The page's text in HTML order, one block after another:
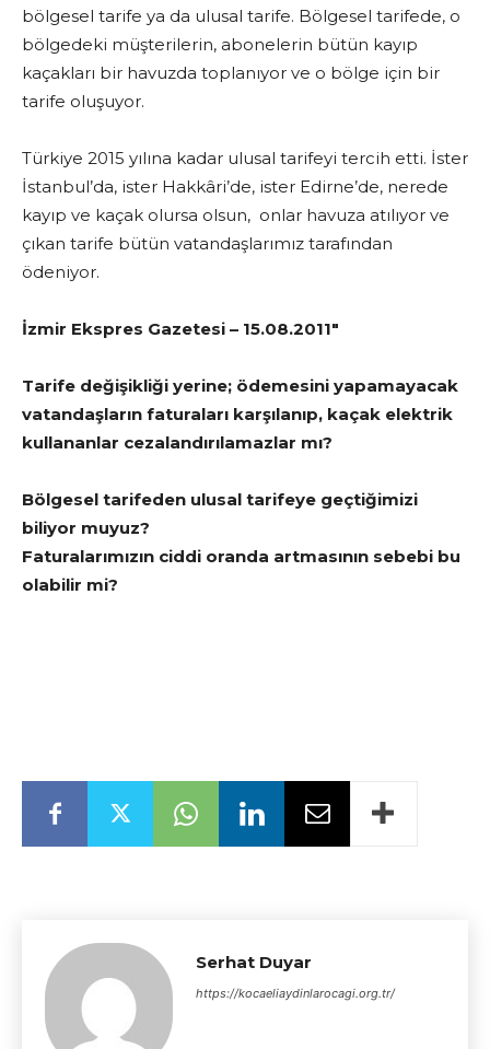
bölgesel tarife ya da ulusal tarife. Bölgesel tarifede, o
bölgedeki müşterilerin, abonelerin bütün kayıp
kaçakları bir havuzda toplanıyor ve o bölge için bir
tarife oluşuyor.
Türkiye 2015 yılına kadar ulusal tarifeyi tercih etti. İster
İstanbul’da, ister Hakkâri’de, ister Edirne’de, nerede
kayıp ve kaçak olursa olsun, onlar havuza atılıyor ve
çıkan tarife bütün vatandaşlarımız tarafından
ödeniyor.
İzmir Ekspres Gazetesi – 15.08.2011″
Tarife değişikliği yerine; ödemesini yapamayacak
vatandaşların faturaları karşılanıp, kaçak elektrik
kullananlar cezalandırılamazlar mı?
Bölgesel tarifeden ulusal tarifeye geçtiğimizi
biliyor muyuz?
Faturalarımızın ciddi oranda artmasının sebebi bu
olabilir mi?
Serhat Duyar
https://kocaeliaydinlarocagi.org.tr/